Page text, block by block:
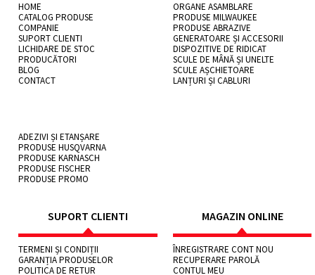
HOME
CATALOG PRODUSE
COMPANIE
SUPORT CLIENTI
LICHIDARE DE STOC
PRODUCĂTORI
BLOG
CONTACT
ORGANE ASAMBLARE
PRODUSE MILWAUKEE
PRODUSE ABRAZIVE
GENERATOARE ȘI ACCESORII
DISPOZITIVE DE RIDICAT
SCULE DE MÂNĂ ȘI UNELTE
SCULE AȘCHIETOARE
LANȚURI ȘI CABLURI
ADEZIVI ȘI ETANȘARE
PRODUSE HUSQVARNA
PRODUSE KARNASCH
PRODUSE FISCHER
PRODUSE PROMO
SUPORT CLIENTI
TERMENI ȘI CONDIȚII
GARANȚIA PRODUSELOR
POLITICA DE RETUR
MAGAZIN ONLINE
ÎNREGISTRARE CONT NOU
RECUPERARE PAROLĂ
CONTUL MEU